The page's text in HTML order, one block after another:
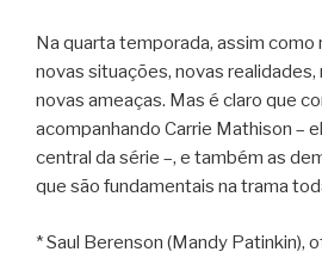
Na quarta temporada, assim como
novas situações, novas
novas ameaças. Mas é claro que
acompanhando Carrie Mathison –
central da série –, e também as
que são fundamentais na trama
* Saul Berenson (Mandy Patinkin),